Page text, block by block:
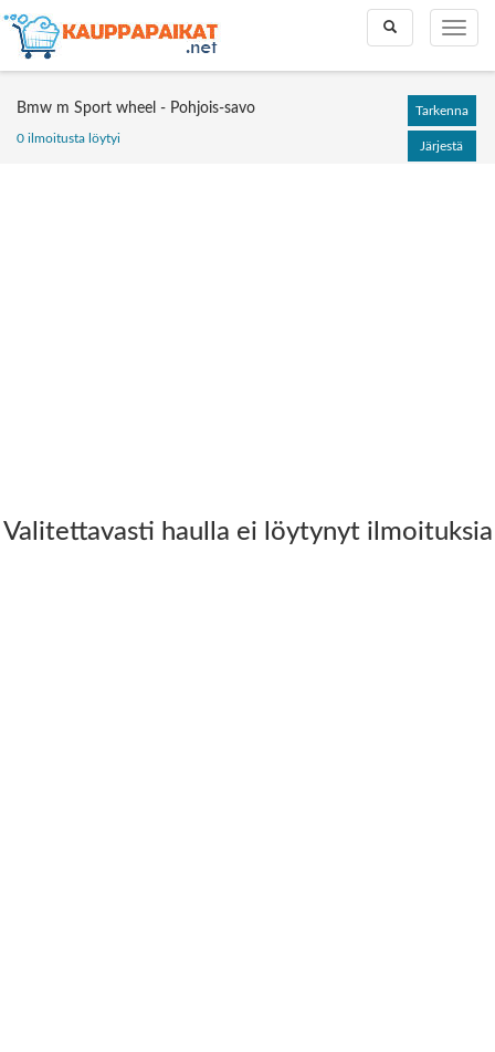
Toggle
Toggle
search
Bmw m Sport wheel - Pohjois-savo
0 ilmoitusta löytyi
Tarkenna
Järjestä
Valitettavasti haulla ei löytynyt ilmoituksia